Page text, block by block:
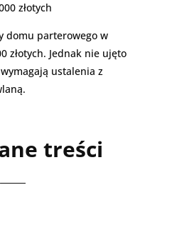
złotych
domu parterowego w
złotych. Jednak nie ujęto
ustalenia z
treści